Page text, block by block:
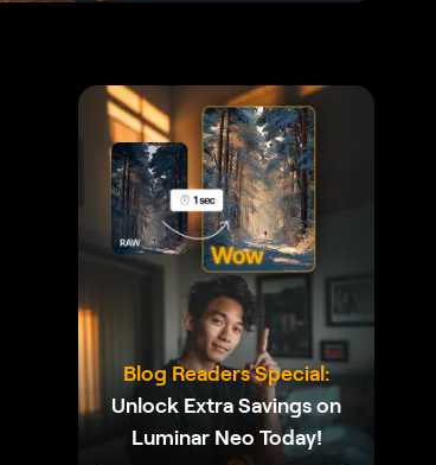
Blog Readers Special:
Unlock Extra Savings on
Luminar Neo Today!